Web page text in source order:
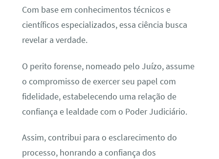
Com base em conhecimentos técnicos e
científicos especializados, essa ciência busca
revelar a verdade.
O perito forense, nomeado pelo Juízo, assume
o compromisso de exercer seu papel com
fidelidade, estabelecendo uma relação de
confiança e lealdade com o Poder Judiciário.
Assim, contribui para o esclarecimento do
processo, honrando a confiança dos